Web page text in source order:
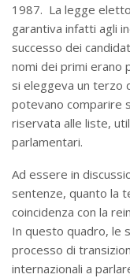
1987. La legge
garantiva infatti agli
successo dei
nomi dei primi erano
si eleggeva un terzo
potevano comparire
riservata alle liste,
parlamentari.
Ad essere in
sentenze, quanto la
coincidenza con la
In questo quadro, le
processo di
internazionali a